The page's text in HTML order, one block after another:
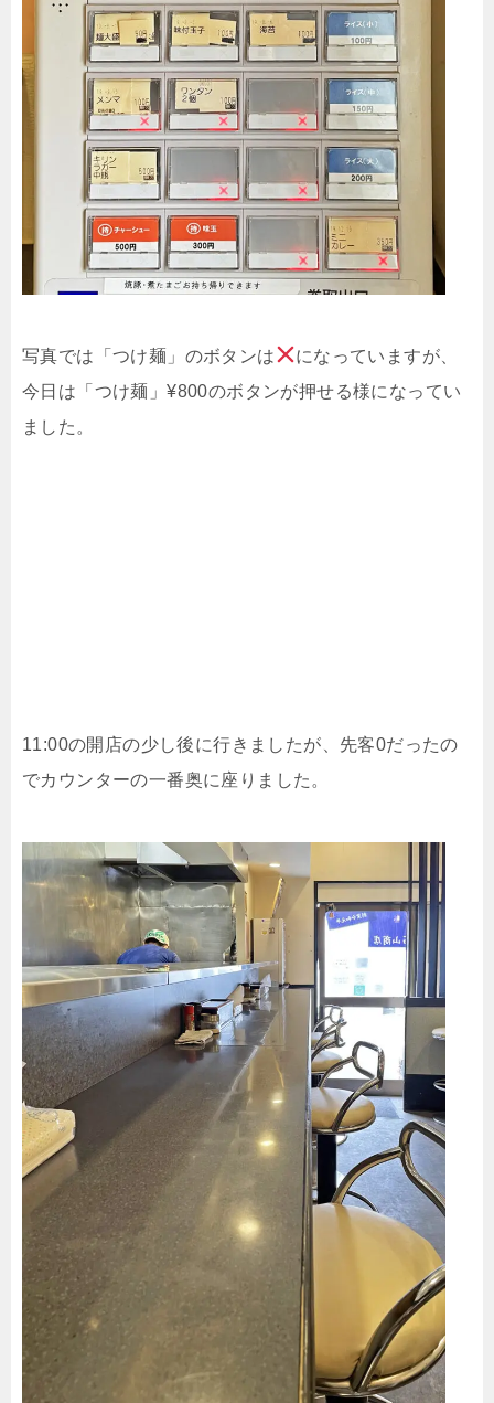
写真では「つけ麺」のボタンは
になっていますが、
今日は「つけ麺」¥800のボタンが押せる様になってい
ました。
11:00の開店の少し後に行きましたが、先客0だったの
でカウンターの一番奥に座りました。